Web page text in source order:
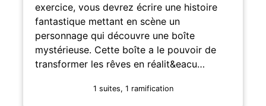
exercice, vous devrez écrire une histoire
fantastique mettant en scène un
personnage qui découvre une boîte
mystérieuse. Cette boîte a le pouvoir de
transformer les rêves en réalit&eacu…
1 suites, 1 ramification